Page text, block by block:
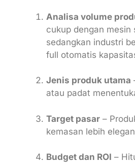
Analisa volume
cukup dengan mesin
sedangkan industri
full otomatis
Jenis produk utama
atau padat
Target pasar –
kemasan lebih
Budget dan ROI –